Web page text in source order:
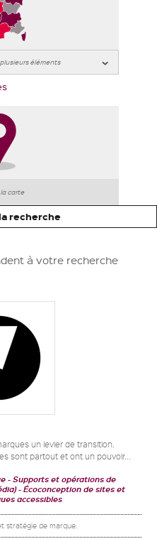
carte
recherche
à votre recherche
un levier de transition.
sont partout et ont un pouvoir...
Supports et opérations de
Écoconception de sites et
accessibles
stratégie de marque.